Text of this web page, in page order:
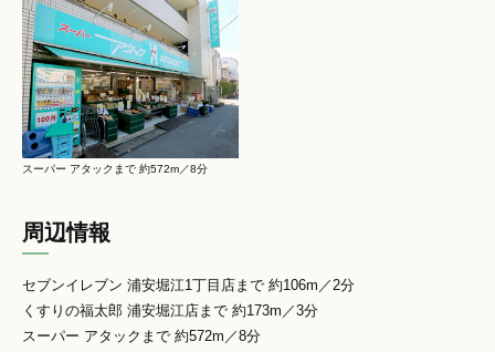
スーパー アタックまで 約572m／8分
周辺情報
セブンイレブン 浦安堀江1丁目店まで 約106m／2分
くすりの福太郎 浦安堀江店まで 約173m／3分
スーパー アタックまで 約572m／8分